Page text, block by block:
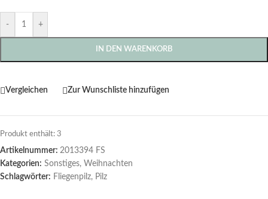
- +
IN DEN WARENKORB
Vergleichen Zur Wunschliste hinzufügen
Produkt enthält: 3
Artikelnummer: 2013394 FS
Kategorien: Sonstiges, Weihnachten
Schlagwörter: Fliegenpilz, Pilz